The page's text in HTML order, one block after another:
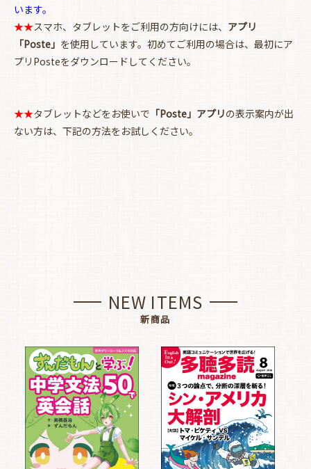
お買い物を続ける カートへ進む
います。
★★スマホ、タブレットをご利用の方向けには、 アプリ
「Poste」 を使用しています。初めてご利用の場合は、最初にア
プリPosteをダウンロードしてください。
★★タブレットなどをお使いで 「Poste」アプリの表示案内が出
ない方は、下記の方法をお試しください。
NEW ITEMS
新商品